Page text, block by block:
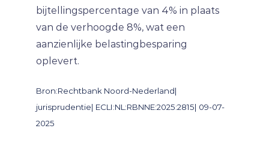
bijtellingspercentage van 4% in plaats
van de verhoogde 8%, wat een
aanzienlijke belastingbesparing
oplevert.
Bron:Rechtbank Noord-Nederland|
jurisprudentie| ECLI:NL:RBNNE:2025:2815| 09-07-
2025